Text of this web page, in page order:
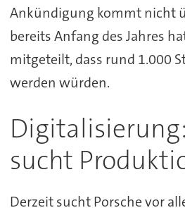
Ankündigung kommt nicht
bereits Anfang des Jahres
mitgeteilt, dass rund 1.000
werden würden.
sucht
Derzeit sucht Porsche vor